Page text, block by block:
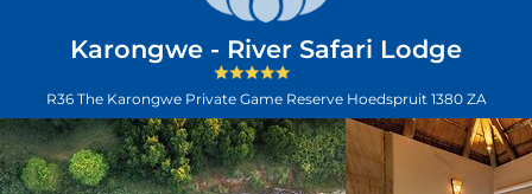
Karongwe - River Safari Lodge
R36 The Karongwe Private Game Reserve Hoedspruit 1380 ZA